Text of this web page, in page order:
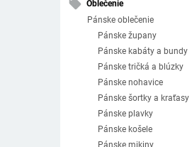
local_offer Oblečenie
Pánske oblečenie
Pánske župany
Pánske kabáty a bundy
Pánske tričká a blúzky
Pánske nohavice
Pánske šortky a kraťasy
Pánske plavky
Pánske košele
Pánske mikiny